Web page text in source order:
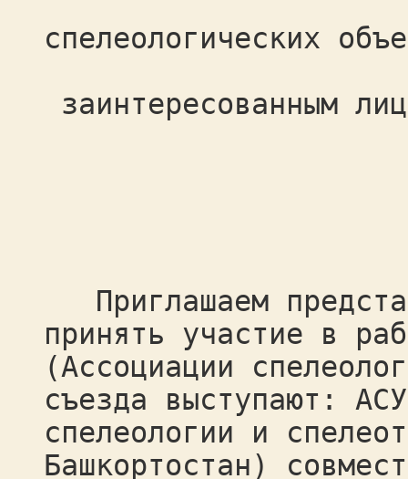
спелеологических
заинтересованным
Приглашаем
принять участие в
(Ассоциации
съезда выступают:
спелеологии и
Башкортостан)